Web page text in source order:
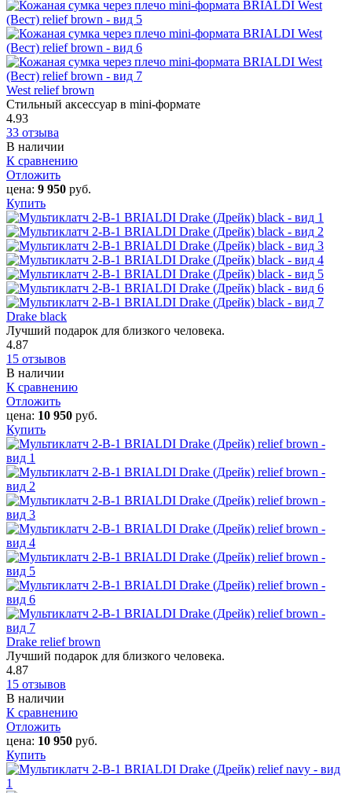
West relief brown
Стильный аксессуар в mini-формате
4.93
33 отзыва
В наличии
К сравнению
Отложить
цена: 9 950 руб.
Купить
Drake black
Лучший подарок для близкого человека.
4.87
15 отзывов
В наличии
К сравнению
Отложить
цена: 10 950 руб.
Купить
Drake relief brown
Лучший подарок для близкого человека.
4.87
15 отзывов
В наличии
К сравнению
Отложить
цена: 10 950 руб.
Купить